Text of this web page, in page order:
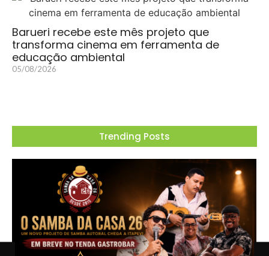
Barueri recebe este mês projeto que
transforma cinema em ferramenta de
educação ambiental
05/08/2026
Trending Posts